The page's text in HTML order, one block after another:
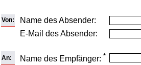
Von:
Name des Absender:
E-Mail des Absender:
An: Name des Empfänger: *